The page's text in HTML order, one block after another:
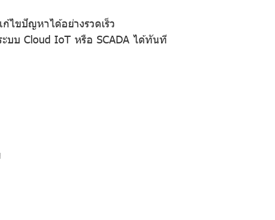
ไขปัญหาได้อย่างรวดเร็ว
บบ Cloud IoT หรือ SCADA ได้ทันที